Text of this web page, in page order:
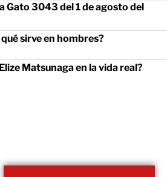
Gato 3043 del 1 de agosto del
sirve en hombres?
Matsunaga en la vida real?